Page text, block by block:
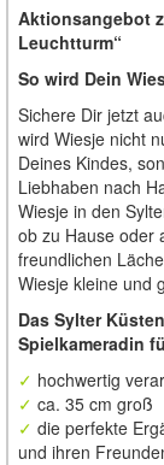
Aktionsangebot
Leuchtturm“
So wird Dein
Sichere Dir jetzt
wird Wiesje nicht
Deines Kindes,
Liebhaben nach
Wiesje in den
ob zu Hause oder
freundlichen
Wiesje kleine und
Das Sylter
Spielkameradin
✓ hochwertig
✓ ca. 35 cm groß
✓ die perfekte
und ihren